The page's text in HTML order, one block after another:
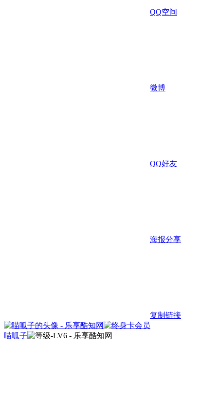
QQ空间
微博
QQ好友
海报分享
复制链接
喵呱子